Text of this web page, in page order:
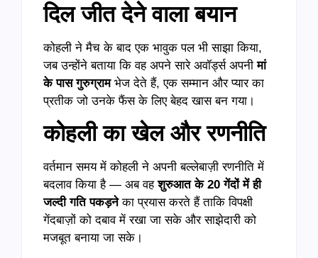
दिल जीत देने वाला बयान
कोहली ने मैच के बाद एक भावुक पल भी साझा किया,
जब उन्होंने बताया कि वह अपने सारे अवॉर्ड्स अपनीमां
के पास गुरुग्रामभेज देते हैं, एक सम्मान और प्यार का
प्रतीक जो उनके फैंस के लिए बेहद खास बन गया।
कोहली का खेल और रणनीति
वर्तमान समय में कोहली ने अपनी बल्लेबाज़ी रणनीति में
बदलाव किया है — अब वहशुरुआत के 20गेंदों में ही
जल्दी गति पकड़नेका प्रयास करते हैं ताकि विपक्षी
गेंदबाज़ों को दबाव में रखा जा सके और साझेदारी को
मजबूत बनाया जा सके।